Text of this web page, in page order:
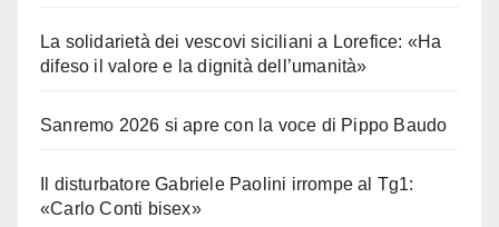
La solidarietà dei vescovi siciliani a Lorefice: «Ha
difeso il valore e la dignità dell’umanità»
Sanremo 2026 si apre con la voce di Pippo Baudo
Il disturbatore Gabriele Paolini irrompe al Tg1:
«Carlo Conti bisex»